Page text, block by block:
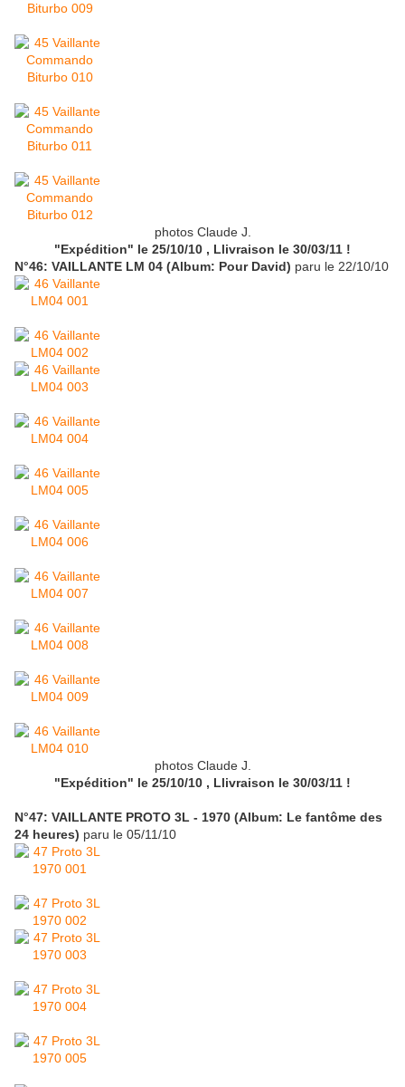
photos Claude J.
"Expédition" le 25/10/10 , Llivraison le 30/03/11 !
N°46: VAILLANTE LM 04 (Album: Pour David) paru le 22/10/10
photos Claude J.
"Expédition" le 25/10/10 , Llivraison le 30/03/11 !
N°47: VAILLANTE PROTO 3L - 1970 (Album: Le fantôme des
24 heures) paru le 05/11/10